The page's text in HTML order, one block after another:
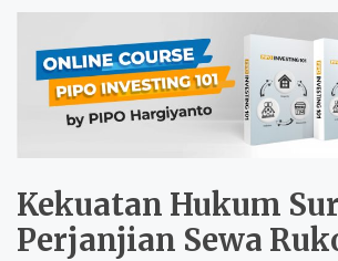
Kekuatan Hukum
Perjanjian Sewa